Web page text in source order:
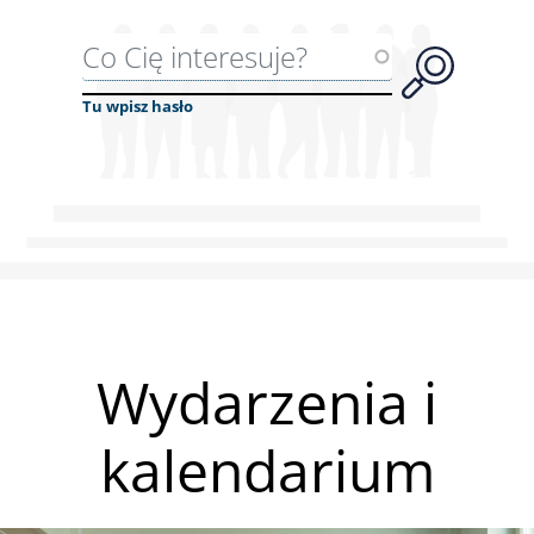
Wyszukiwarka
Tu wpisz hasło
Wydarzenia i
kalendarium